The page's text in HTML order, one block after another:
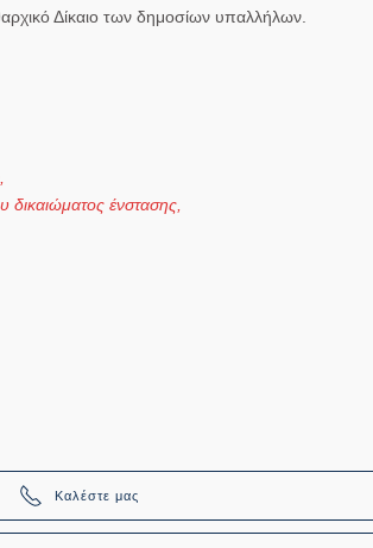
Δίκαιο των δημοσίων υπαλλήλων.
δικαιώματος ένστασης,
Καλέστε μας